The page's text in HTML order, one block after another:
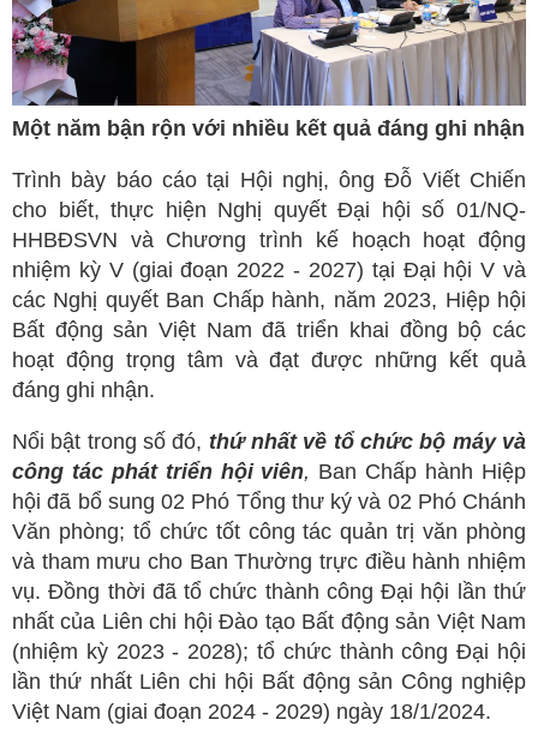
Một năm bận rộn với nhiều kết quả đáng ghi nhận
Trình bày báo cáo tại Hội nghị, ông Đỗ Viết Chiến
cho biết, thực hiện Nghị quyết Đại hội số 01/NQ-
HHBĐSVN và Chương trình kế hoạch hoạt động
nhiệm kỳ V (giai đoạn 2022 - 2027) tại Đại hội V và
các Nghị quyết Ban Chấp hành, năm 2023, Hiệp hội
Bất động sản Việt Nam đã triển khai đồng bộ các
hoạt động trọng tâm và đạt được những kết quả
đáng ghi nhận.
Nổi bật trong số đó, thứ nhất về tổ chức bộ máy và
công tác phát triển hội viên, Ban Chấp hành Hiệp
hội đã bổ sung 02 Phó Tổng thư ký và 02 Phó Chánh
Văn phòng; tổ chức tốt công tác quản trị văn phòng
và tham mưu cho Ban Thường trực điều hành nhiệm
vụ. Đồng thời đã tổ chức thành công Đại hội lần thứ
nhất của Liên chi hội Đào tạo Bất động sản Việt Nam
(nhiệm kỳ 2023 - 2028); tổ chức thành công Đại hội
lần thứ nhất Liên chi hội Bất động sản Công nghiệp
Việt Nam (giai đoạn 2024 - 2029) ngày 18/1/2024.